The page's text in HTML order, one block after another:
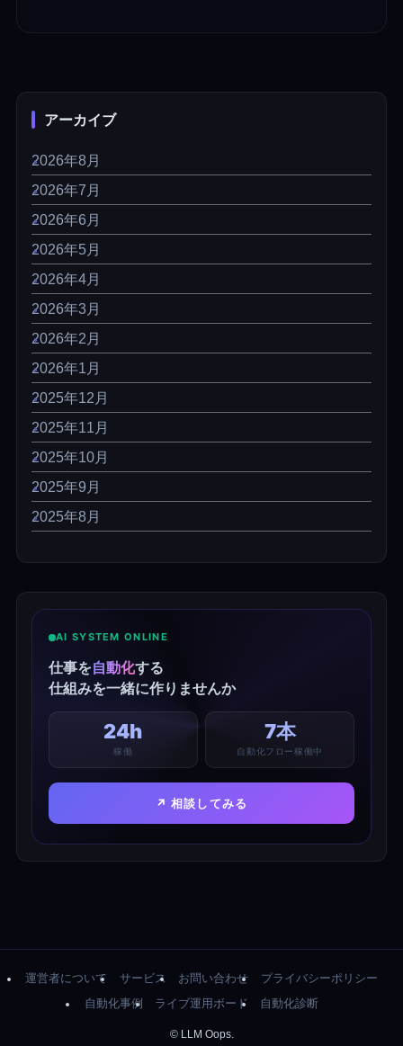
アーカイブ
2026年8月
2026年7月
2026年6月
2026年5月
2026年4月
2026年3月
2026年2月
2026年1月
2025年12月
2025年11月
2025年10月
2025年9月
2025年8月
AI SYSTEM ONLINE
仕事を自動化する
仕組みを一緒に作りませんか
24h
稼働
7本
自動化フロー稼働中
↗ 相談してみる
運営者について サービス お問い合わせ
プライバシーポリシー
自動化事例
ライブ運用ボード 自動化診断
©LLM Oops.